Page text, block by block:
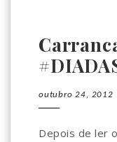
outubro 24, 2012
Depois de ler